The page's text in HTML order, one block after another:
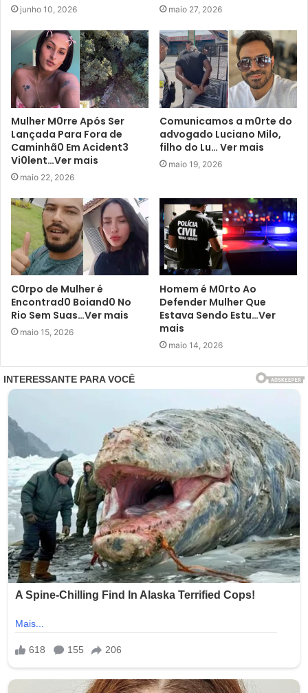
junho 10, 2026 maio 27, 2026
Mulher M0rre Após Ser
Lançada Para Fora de
Caminhã0 Em Acident3
Vi0lent…Ver mais
maio 22, 2026
Comunicamos a m0rte do
advogado Luciano Milo,
filho do Lu… Ver mais
maio 19, 2026
C0rpo de Mulher é
Encontrad0 Boiand0 No
Rio Sem Suas…Ver mais
maio 15, 2026
Homem é M0rto Ao
Defender Mulher Que
Estava Sendo Estu…Ver
mais
maio 14, 2026